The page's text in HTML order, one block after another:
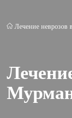
Лечение неврозов